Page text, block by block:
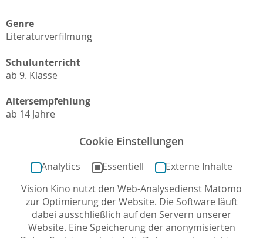
Genre
Literaturverfilmung
Schulunterricht
ab 9. Klasse
Altersempfehlung
ab 14 Jahre
Unterrichtsfächer
Literaturverfilmung, Filmklassiker, Deutsche Geschichte,
Individuum und Gesellschaft, Familie, Wirtschaft, Werte
Cookie Einstellungen
Analytics Essentiell
Externe Inhalte
Vision Kino nutzt den Web-Analysedienst Matomo
zur Optimierung der Website. Die Software läuft
dabei ausschließlich auf den Servern unserer
Website. Eine Speicherung der anonymisierten